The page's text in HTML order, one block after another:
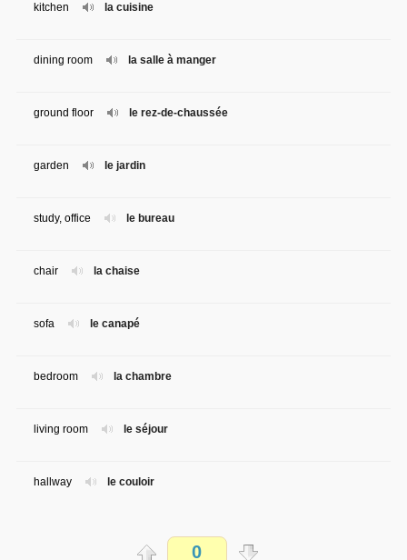
la cuisine
kitchen
la salle à manger
dining room
le rez-de-chaussée
ground floor
le jardin
garden
le bureau
study, office
la chaise
chair
le canapé
sofa
la chambre
bedroom
le séjour
living room
le couloir
hallway
le sous-sol
0